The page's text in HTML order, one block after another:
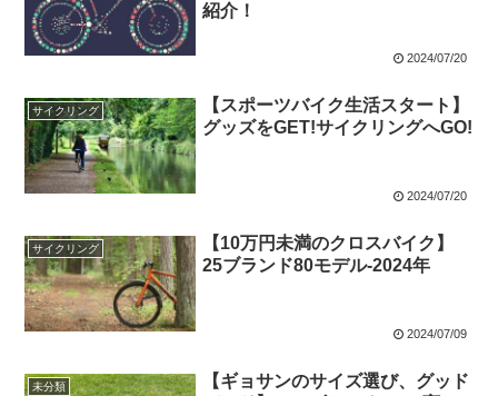
紹介！
2024/07/20
サイクリング
【スポーツバイク生活スタート】
グッズをGET!サイクリングへGO!
2024/07/20
サイクリング
【10万円未満のクロスバイク】
25ブランド80モデル-2024年
2024/07/09
未分類
【ギョサンのサイズ選び、グッド